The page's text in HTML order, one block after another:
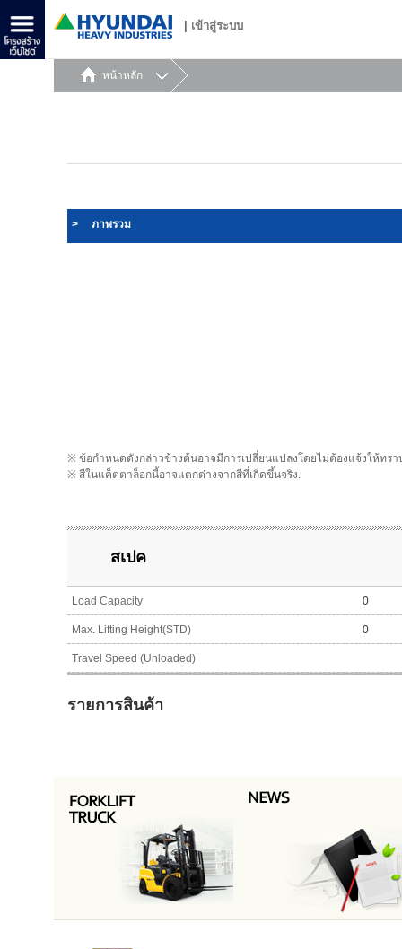
เข้าสู่ระบบ
หน้าหลัก
> ภาพรวม
※ ข้อกำหนดดังกล่าวข้างต้นอาจมีการเปลี่ยนแปลงโดยไม่ต้องแจ้งให้ทร
※ สีในแค็ตตาล็อกนี้อาจแตกต่างจากสีที่เกิดขึ้นจริง.
สเปค
Load Capacity 0
Max. Lifting Height(STD) 0
Travel Speed (Unloaded)
รายการสินค้า